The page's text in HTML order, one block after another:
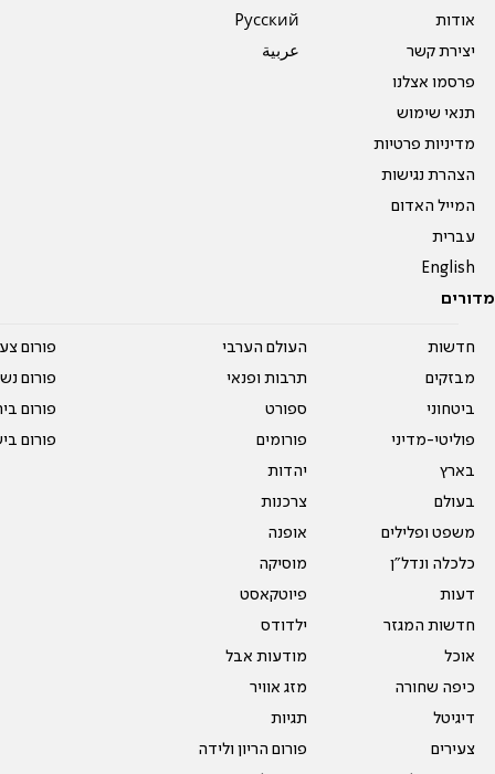
אודות
יצירת קשר
פרסמו אצלנו
תנאי שימוש
מדיניות פרטיות
הצהרת נגישות
המייל האדום
עברית
English
Pусский
عربية
מדורים
חדשות
מבזקים
ביטחוני
פוליטי-מדיני
בארץ
בעולם
משפט ופלילים
כלכלה ונדל"ן
דעות
חדשות המגזר
אוכל
כיפה שחורה
דיגיטל
צעירים
העולם הערבי
תרבות ופנאי
ספורט
פורומים
יהדות
צרכנות
אופנה
מוסיקה
פיוטקאסט
ילדודס
מודעות אבל
מזג אוויר
תגיות
פורום הריון ולידה
פורום
פורום
פורום
פורום